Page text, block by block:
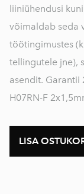
liiniühendusi
võimaldab seda
töötingimustes
tellingutele jne),
asendit. Garantii
H07RN-F
LISA